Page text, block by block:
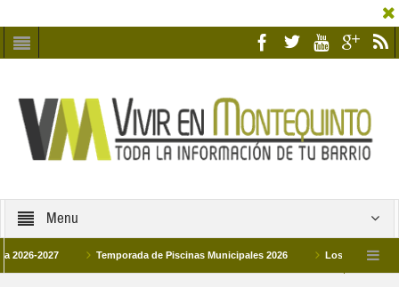
Menu
Temporada de Piscinas Municipales 2026 Los Campus de